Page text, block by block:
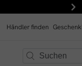
Bestellung: Abonnieren
Händler finden